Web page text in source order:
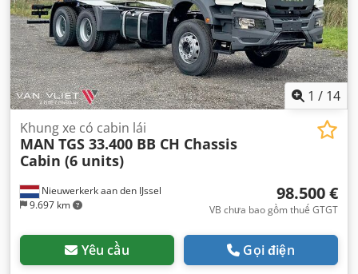
1 / 14
Nieuwerkerk aan den IJssel
9.697 km
Khung xe có cabin lái
MAN TGS 33.400 BB CH Chassis
Cabin (6 units)
98.500 €
VB chưa bao gồm thuế GTGT
Yêu cầu Gọi điện